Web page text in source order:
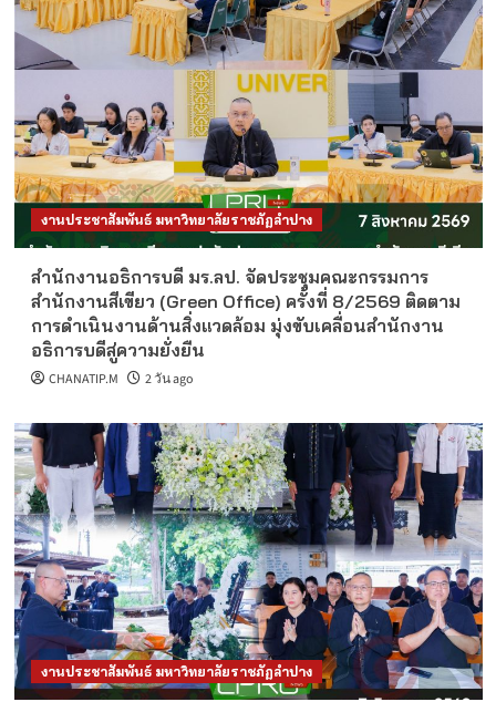
งานประชาสัมพันธ์ มหาวิทยาลัยราชภัฏลำปาง
สำนักงานอธิการบดี มร.ลป. จัดประชุมคณะกรรมการ
สำนักงานสีเขียว (Green Office) ครั้งที่ 8/2569 ติดตาม
การดำเนินงานด้านสิ่งแวดล้อม มุ่งขับเคลื่อนสำนักงาน
อธิการบดีสู่ความยั่งยืน
CHANATIP.M 2 วัน ago
งานประชาสัมพันธ์ มหาวิทยาลัยราชภัฏลำปาง